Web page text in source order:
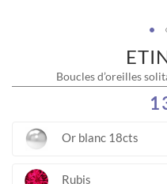
Boucles d’oreilles
1
Or blanc 18cts
Rubis
images